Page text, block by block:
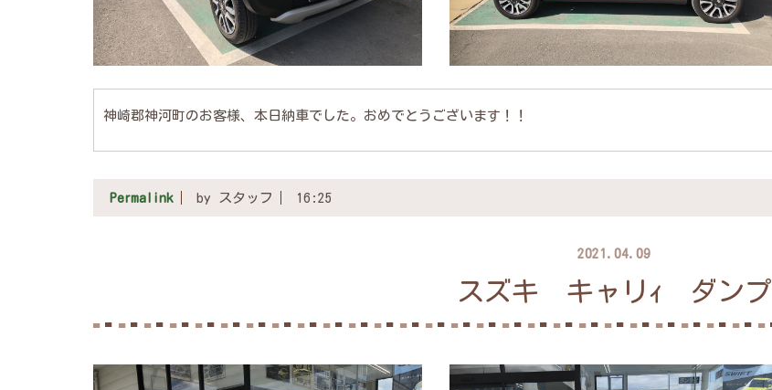
神崎郡神河町のお客様、本日納車でした。おめでとうございます！！
Permalink by スタッフ 16:25
2021.04.09
スズキ キャリｨ ダンプ